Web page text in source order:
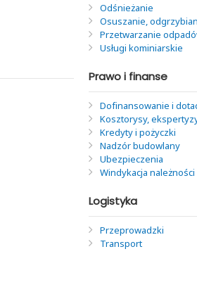
Odśnieżanie
Osuszanie,
Przetwarzanie
Usługi kominiarskie
Prawo i finanse
Dofinansowanie i
Kosztorysy,
Kredyty i pożyczki
Nadzór budowlany
Ubezpieczenia
Windykacja należności
Logistyka
Przeprowadzki
Transport